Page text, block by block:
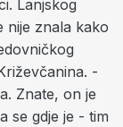
Lanjskog
nije znala kako
-
Znate, on je
se gdje je - tim